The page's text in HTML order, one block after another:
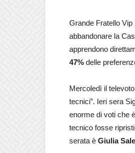
Grande Fratello
abbandonare la
apprendono
47% delle
Mercoledì il
tecnici”. Ieri sera
enorme di voti che
tecnico fosse
serata è Giulia